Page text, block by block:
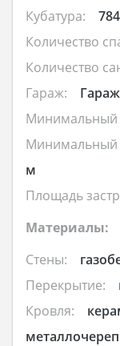
Кубатура:
Количество
Количество
Гараж:
Минимальный
Минимальный
м
Площадь
Материалы:
Стены:
Перекрытие:
Кровля: